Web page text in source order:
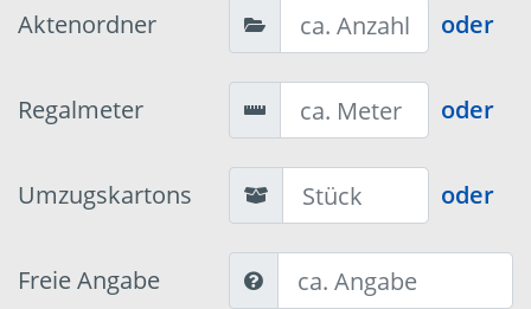
Aktenordner
oder
Regalmeter oder
Umzugskartons oder
Freie Angabe